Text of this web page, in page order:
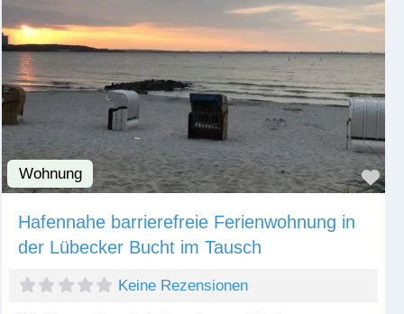
Wohnung
Hafennahe barrierefreie Ferienwohnung in
der Lübecker Bucht im Tausch
Keine Rezensionen